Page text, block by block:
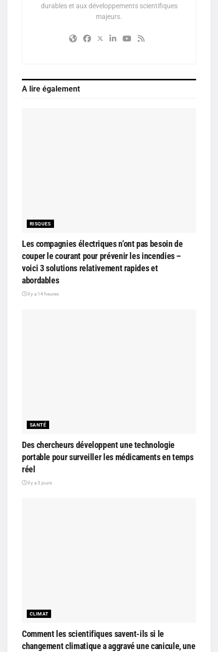
durables et aux développements scientifiques
majeurs.
A lire également
RISQUES
Les compagnies électriques n’ont pas besoin de
couper le courant pour prévenir les incendies –
voici 3 solutions relativement rapides et
abordables
il y a 14 heures
SANTÉ
Des chercheurs développent une technologie
portable pour surveiller les médicaments en temps
réel
il y a 5 jours
CLIMAT
Comment les scientifiques savent-ils si le
changement climatique a aggravé une canicule, une